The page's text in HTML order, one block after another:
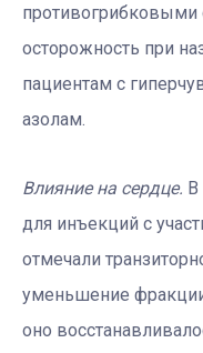
противогрибковыми
осторожность при
пациентам с
азолам.
Влияние на сердце. В
для инъекций с
отмечали
уменьшение
оно